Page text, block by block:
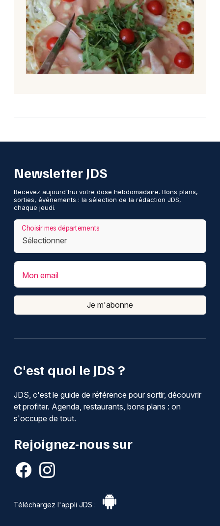
C'est quoi le JDS ?
JDS, c'est le guide de référence pour sortir, découvrir
et profiter. Agenda, restaurants, bons plans : on
s'occupe de tout.
Rejoignez-nous sur
Téléchargez l'appli JDS :
Newsletter JDS
Recevez aujourd'hui votre dose hebdomadaire. Bons plans,
sorties, événements : la sélection de la rédaction JDS,
chaque jeudi.
Choisir mes départements
Mon email
Je m'abonne